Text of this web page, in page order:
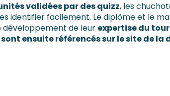
validées par des quizz, les
identifier facilement. Le diplôme et le
développement de leur expertise du
ensuite référencés sur le site de la